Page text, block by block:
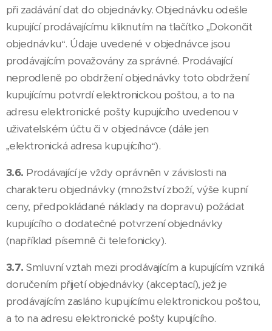
při zadávání dat do objednávky. Objednávku odešle
kupující prodávajícímu kliknutím na tlačítko „Dokončit
objednávku“. Údaje uvedené v objednávce jsou
prodávajícím považovány za správné. Prodávající
neprodleně po obdržení objednávky toto obdržení
kupujícímu potvrdí elektronickou poštou, a to na
adresu elektronické pošty kupujícího uvedenou v
uživatelském účtu či v objednávce (dále jen
„elektronická adresa kupujícího“).
3.6. Prodávající je vždy oprávněn v závislosti na
charakteru objednávky (množství zboží, výše kupní
ceny, předpokládané náklady na dopravu) požádat
kupujícího o dodatečné potvrzení objednávky
(například písemně či telefonicky).
3.7.Smluvní vztah mezi prodávajícím a kupujícím vzniká
doručením přijetí objednávky (akceptací), jež je
prodávajícím zasláno kupujícímu elektronickou poštou,
a to na adresu elektronické pošty kupujícího.